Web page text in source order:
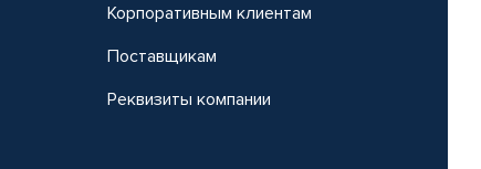
Корпоративным клиентам
Поставщикам
Реквизиты компании